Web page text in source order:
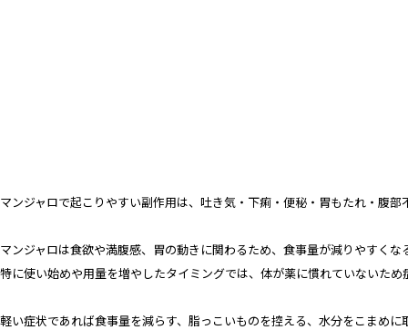
マンジャロで起こりやすい副作用は、吐き気・下痢・便秘・胃もたれ・腹
マンジャロは食欲や満腹感、胃の動きに関わるため、食事量が減りやすく
特に使い始めや用量を増やしたタイミングでは、体が薬に慣れていないた
軽い症状であれば食事量を減らす、脂っこいものを控える、水分をこまめに